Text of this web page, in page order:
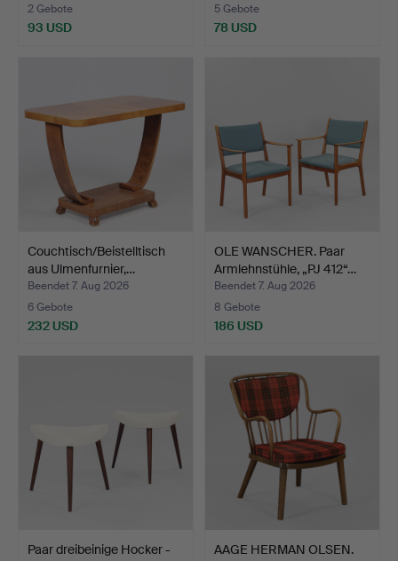
2 Gebote
93 USD
5 Gebote
78 USD
Couchtisch/Beistelltisch
aus Ulmenfurnier,…
Beendet 7. Aug 2026
6 Gebote
232 USD
OLE WANSCHER. Paar
Armlehnstühle, „PJ 412“…
Beendet 7. Aug 2026
8 Gebote
186 USD
Paar dreibeinige Hocker -
AAGE HERMAN OLSEN.